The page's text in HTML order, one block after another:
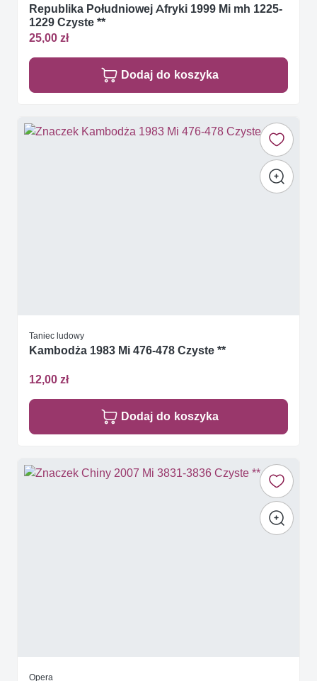
Republika Południowej Afryki 1999 Mi mh 1225-
1229 Czyste **
25,00 zł
Dodaj do koszyka
Taniec ludowy
Kambodża 1983 Mi 476-478 Czyste **
12,00 zł
Dodaj do koszyka
Opera